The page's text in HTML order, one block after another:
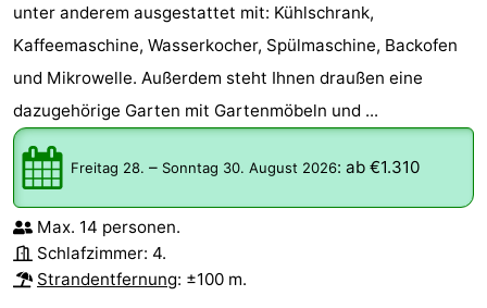
unter anderem ausgestattet mit: Kühlschrank,
Kaffeemaschine, Wasserkocher, Spülmaschine, Backofen
und Mikrowelle. Außerdem steht Ihnen draußen eine
dazugehörige Garten mit Gartenmöbeln und ...
Freitag 28. – Sonntag 30. August 2026: ab €1.310
Max. 14 personen.
Schlafzimmer: 4.
Strandentfernung: ±100 m.